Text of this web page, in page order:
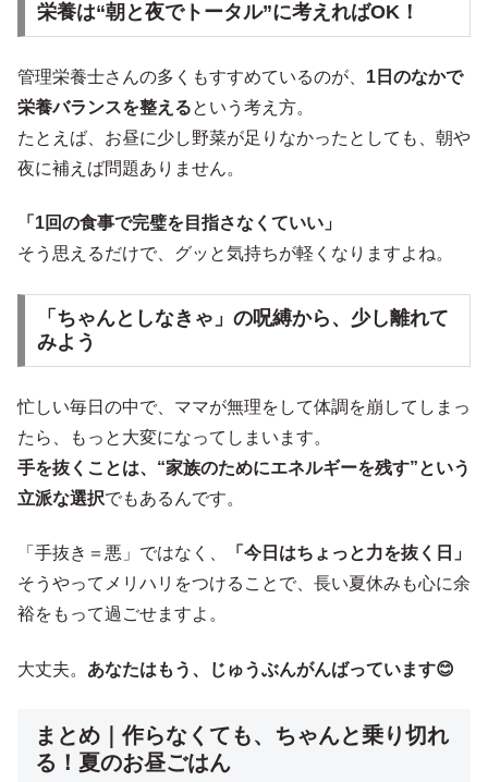
栄養は“朝と夜でトータル”に考えればOK！
管理栄養士さんの多くもすすめているのが、 1日のなかで
栄養バランスを整えるという考え方。
たとえば、お昼に少し野菜が足りなかったとしても、朝や
夜に補えば問題ありません。
「1回の食事で完璧を目指さなくていい」
そう思えるだけで、グッと気持ちが軽くなりますよね。
「ちゃんとしなきゃ」の呪縛から、少し離れて
みよう
忙しい毎日の中で、ママが無理をして体調を崩してしまっ
たら、もっと大変になってしまいます。
手を抜くことは、“家族のためにエネルギーを残す”という
立派な選択でもあるんです。
「手抜き＝悪」ではなく、
「今日はちょっと力を抜く日」
そうやってメリハリをつけることで、長い夏休みも心に余
裕をもって過ごせますよ。
大丈夫。 あなたはもう、じゅうぶんがんばっています😊
まとめ｜作らなくても、ちゃんと乗り切れ
る！夏のお昼ごはん